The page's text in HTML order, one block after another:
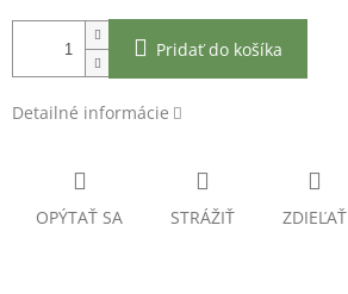
Pridať do košíka
Detailné informácie
OPÝTAŤ SA STRÁŽIŤ ZDIEĽAŤ